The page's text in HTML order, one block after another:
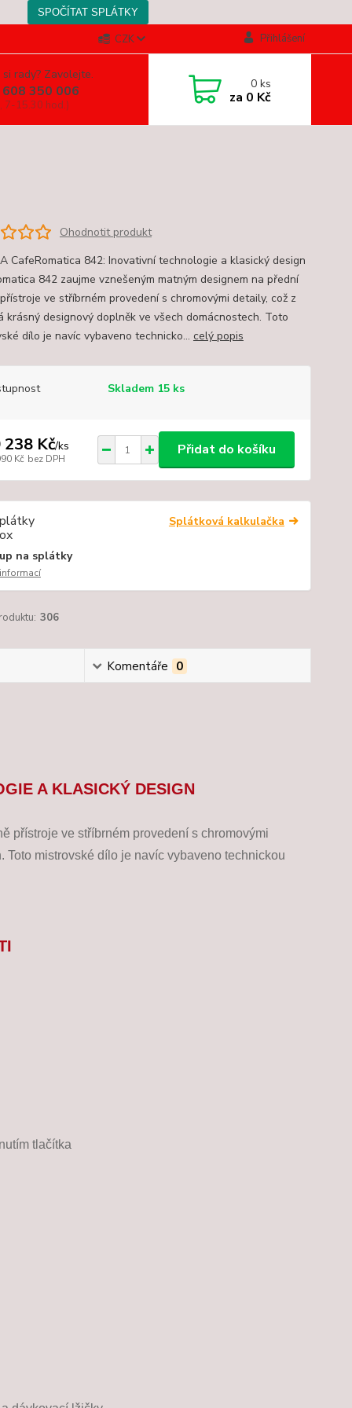
CZK Přihlášení
rady? Zavolejte.
350 006
7-15.30 hod.)
0ks
za 0 Kč
Ohodnotit produkt
CafeRomatica 842: Inovativní technologie a klasický design
842 zaujme vznešeným matným designem na přední
ve stříbrném provedení s chromovými detaily, což z
krásný designový doplněk ve všech domácnostech. Toto
dílo je navíc vybaveno technicko... celý popis
Skladem 15 ks
238 Kč/ks
Kč bez DPH
Přidat do košíku
Splátková kalkulačka
na splátky
306
Komentáře 0
A KLASICKÝ DESIGN
přístroje ve stříbrném provedení s chromovými
mistrovské dílo je navíc vybaveno technickou
tlačítka